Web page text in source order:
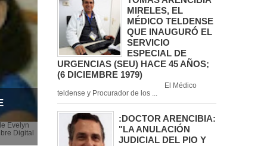
Evelyn
Digital
MIRELES, EL
MÉDICO TELDENSE
QUE INAUGURÓ EL
SERVICIO
ESPECIAL DE
URGENCIAS (SEU) HACE 45 AÑOS;
(6 DICIEMBRE 1979)
El Médico
teldense y Procurador de los ...
:DOCTOR ARENCIBIA:
"LA ANULACIÓN
JUDICIAL DEL PIO Y